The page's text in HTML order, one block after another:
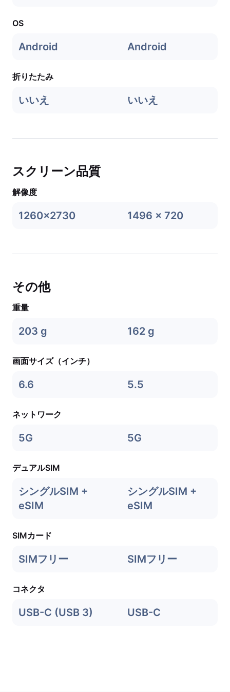
OS
Android Android
折りたたみ
いいえ いいえ
スクリーン品質
解像度
1260x2730 1496 x 720
その他
重量
203 g 162 g
画面サイズ（インチ）
6.6 5.5
ネットワーク
5G 5G
デュアルSIM
シングルSIM +
eSIM
シングルSIM +
eSIM
SIMカード
SIMフリー SIMフリー
コネクタ
USB-C (USB 3) USB-C